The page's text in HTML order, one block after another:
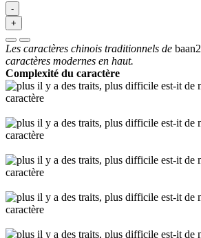
-
+
Les caractères chinois traditionnels de baan2
caractères modernes en haut.
Complexité du caractère